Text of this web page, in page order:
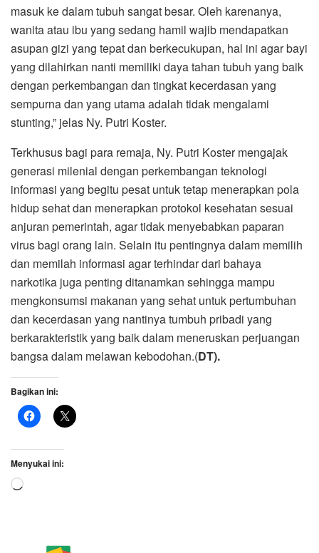
masuk ke dalam tubuh sangat besar. Oleh karenanya,
wanita atau ibu yang sedang hamil wajib mendapatkan
asupan gizi yang tepat dan berkecukupan, hal ini agar bayi
yang dilahirkan nanti memiliki daya tahan tubuh yang baik
dengan perkembangan dan tingkat kecerdasan yang
sempurna dan yang utama adalah tidak mengalami
stunting,” jelas Ny. Putri Koster.
Terkhusus bagi para remaja, Ny. Putri Koster mengajak
generasi milenial dengan perkembangan teknologi
informasi yang begitu pesat untuk tetap menerapkan pola
hidup sehat dan menerapkan protokol kesehatan sesuai
anjuran pemerintah, agar tidak menyebabkan paparan
virus bagi orang lain. Selain itu pentingnya dalam memilih
dan memilah informasi agar terhindar dari bahaya
narkotika juga penting ditanamkan sehingga mampu
mengkonsumsi makanan yang sehat untuk pertumbuhan
dan kecerdasan yang nantinya tumbuh pribadi yang
berkarakteristik yang baik dalam meneruskan perjuangan
bangsa dalam melawan kebodohan.(DT).
Bagikan ini:
Menyukai ini:
Memuat...